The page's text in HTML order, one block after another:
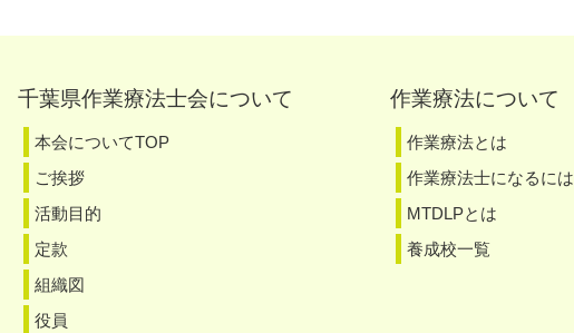
千葉県作業療法士会について
本会についてTOP
ご挨拶
活動目的
定款
組織図
役員
作業療法について
作業療法とは
作業療法士になるには
MTDLPとは
養成校一覧